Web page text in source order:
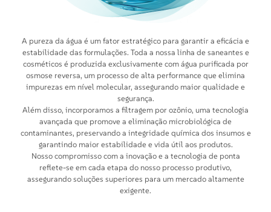
A pureza da água é um fator estratégico para garantir a eficácia e
estabilidade das formulações. Toda a nossa linha de saneantes e
cosméticos é produzida exclusivamente com água purificada por
osmose reversa, um processo de alta performance que elimina
impurezas em nível molecular, assegurando maior qualidade e
segurança.
Além disso, incorporamos a filtragem por ozônio, uma tecnologia
avançada que promove a eliminação microbiológica de
contaminantes, preservando a integridade química dos insumos e
garantindo maior estabilidade e vida útil aos produtos.
Nosso compromisso com a inovação e a tecnologia de ponta
reflete-se em cada etapa do nosso processo produtivo,
assegurando soluções superiores para um mercado altamente
exigente.